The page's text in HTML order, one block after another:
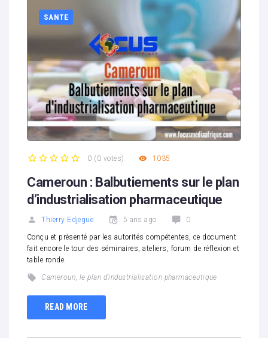
SANTE
0 (0 votes) 1035
Cameroun : Balbutiements sur le plan
d’industrialisation pharmaceutique
Thierry Edjegue 5 ans ago 0
Conçu et présenté par les autorités compétentes, ce document
fait encore le tour des séminaires, ateliers, forum de réflexion et
table ronde.
Cameroun, le plan d’industrialisation pharmaceutique
READ MORE